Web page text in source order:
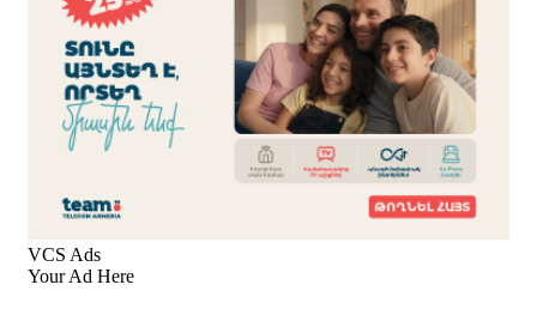
Հայաստանի հավաքականի նախկին գլխավոր
մարզիչը նոր ազգային ընտրանի է գլխավորել
2 ժամ առաջ
Պայմանները չեն կատարվել․ ՈՒԵՖԱ-ի